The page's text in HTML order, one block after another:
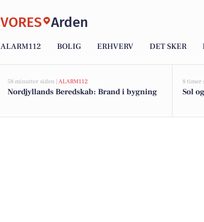
VORES Arden
ALARM112 BOLIG ERHVERV DET SKER
58 minutter siden | ALARM112
Nordjyllands Beredskab: Brand i bygning
8 timer
Sol